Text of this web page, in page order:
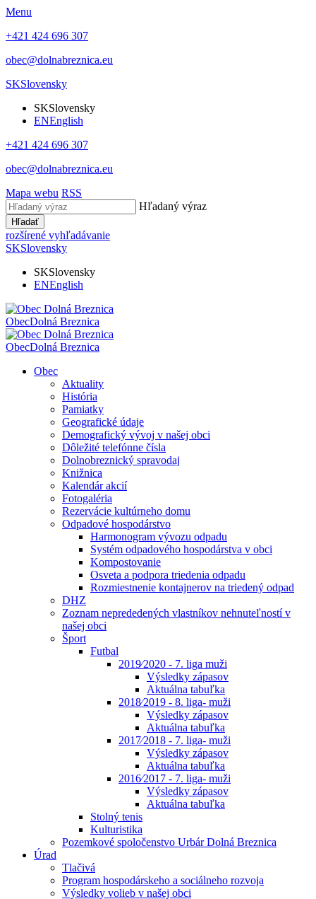
Menu
+421 424 696 307
obec@dolnabreznica.eu
SKSlovensky
SKSlovensky
ENEnglish
+421 424 696 307
obec@dolnabreznica.eu
Mapa webu RSS
Hľadaný výraz
Hľadať
rozšírené vyhľadávanie
SKSlovensky
SKSlovensky
ENEnglish
ObecDolná Breznica
ObecDolná Breznica
Obec
Aktuality
História
Pamiatky
Geografické údaje
Demografický vývoj v našej obci
Dôležité telefónne čísla
Dolnobreznický spravodaj
Knižnica
Kalendár akcií
Fotogaléria
Rezervácie kultúrneho domu
Odpadové hospodárstvo
Harmonogram vývozu odpadu
Systém odpadového hospodárstva v obci
Kompostovanie
Osveta a podpora triedenia odpadu
Rozmiestnenie kontajnerov na triedený odpad
DHZ
Zoznam neprededených vlastníkov nehnuteľností v
našej obci
Šport
Futbal
2019⁄2020 - 7. liga muži
Výsledky zápasov
Aktuálna tabuľka
2018⁄2019 - 8. liga- muži
Výsledky zápasov
Aktuálna tabuľka
2017⁄2018 - 7. liga- muži
Výsledky zápasov
Aktuálna tabuľka
2016⁄2017 - 7. liga- muži
Výsledky zápasov
Aktuálna tabuľka
Stolný tenis
Kulturistika
Pozemkové spoločenstvo Urbár Dolná Breznica
Úrad
Tlačivá
Program hospodárskeho a sociálneho rozvoja
Výsledky volieb v našej obci